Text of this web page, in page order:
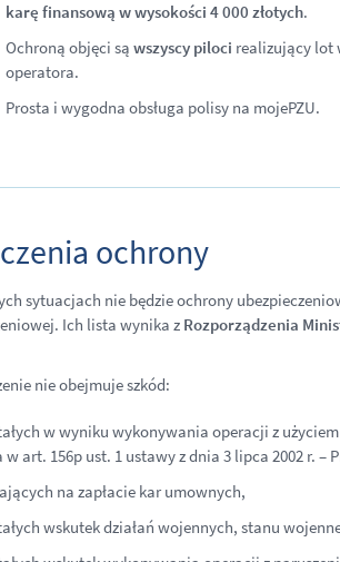
karę finansową w wysokości 4 000 złotych.
Ochroną objęci są wszyscy piloci realizujący lot
operatora.
Prosta i wygodna obsługa polisy na mojePZU.
ochrony
sytuacjach nie będzie ochrony
Ich lista wynika z Rozporządzenia
nie obejmuje szkód:
w wyniku wykonywania operacji z
w art. 156p ust. 1 ustawy z dnia 3 lipca 2002 r.
na zapłacie kar umownych,
wskutek działań wojennych, stanu